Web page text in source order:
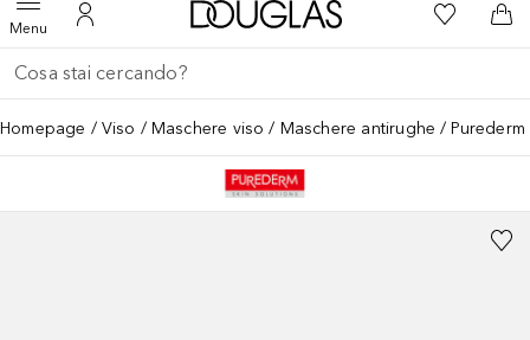
MenuApri menuAl Mio Account
A Douglas HomeAlla Mia
Al
Torna indietro
Esegui ricerca
Homepage Viso Maschere viso Maschere antirughe